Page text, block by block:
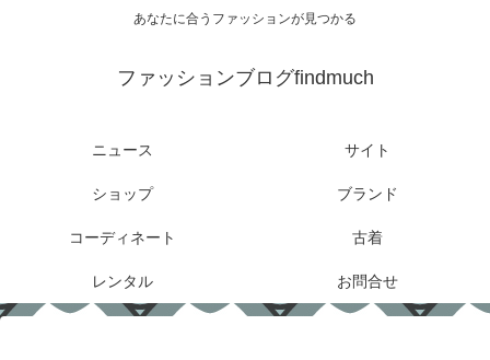
あなたに合うファッションが見つかる
ファッションブログfindmuch
ニュース サイト
ショップ ブランド
コーディネート 古着
レンタル お問合せ